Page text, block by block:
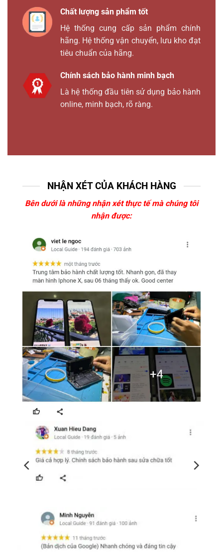
Chất lượng sản phẩm tốt
Hệ thống cung cấp sản phẩm chính
hãng. Hệ thống vận chuyển, lưu kho đạt
tiêu chuẩn của hãng.
Chính sách bảo hành minh bạch
Là hệ thống đầu tiên sử dụng bảo hành
online, minh bạch, rõ ràng.
NHẬN XÉT CỦA KHÁCH HÀNG
Bên dưới là những nhận xét thực tế mà chúng tôi
nhận được: